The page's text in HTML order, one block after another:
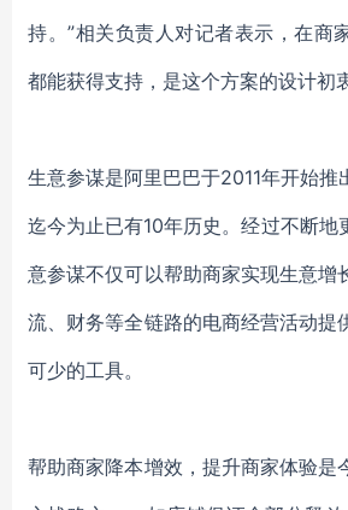
持。”相关负责人对记者表示 ，在商
都能获得支持，是这个方案的设计初衷
生意参谋是阿里巴巴于2011年开始推
迄今为止已有10年历史。经过不断地
意参谋不仅可以帮助商家实现生意增
流、财务等全链路的电商经营活动提
可少的工具。
帮助商家降本增效，提升商家体验是